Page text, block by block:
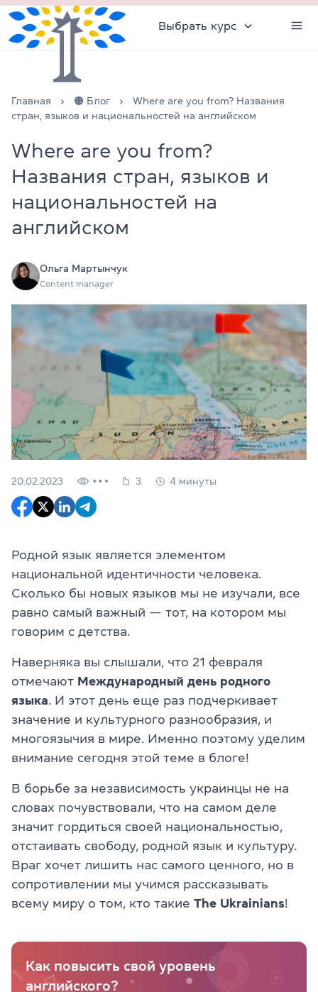
Выбрать курс
Главная 🟠 Блог
Where are you from? Названия
стран, языков и национальностей на английском
Where are you from?
Названия стран, языков и
национальностей на
английском
Ольга Мартынчук
Content manager
20.02.2023 3 4 минуты
Родной язык является элементом
национальной идентичности человека.
Сколько бы новых языков мы не изучали, все
равно самый важный — тот, на котором мы
говорим с детства.
Наверняка вы слышали, что 21 февраля
отмечают Международный день родного
языка . И этот день еще раз подчеркивает
значение и культурного разнообразия, и
многоязычия в мире. Именно поэтому уделим
внимание сегодня этой теме в блоге!
В борьбе за независимость украинцы не на
словах почувствовали, что на самом деле
значит гордиться своей национальностью,
отстаивать свободу, родной язык и культуру.
Враг хочет лишить нас самого ценного, но в
сопротивлении мы учимся рассказывать
всему миру о том, кто такие The Ukrainians!
Как повысить свой уровень
английского?